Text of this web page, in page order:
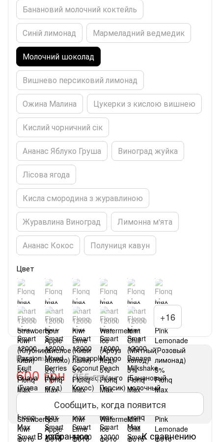
Банановий молочний коктейль
Синій лимонад Мармеладний ведмедик
Молочний шоколад
Вишнево персиковий лимонад
Ожина Малина Цукерки з кислою вишнею
Кислий чорничний сік
Ананас Яблуко Груша Виноград жуйка
Лісова ягода
Кисла смородина з журавлиною
Журавлина Виноград Лимонна м'ята
Ананас Кокос Полуниця кавун
Цвет
+16
Нет в наличии
600 грн 755 грн
Сообщить, когда появится
В избранное К сравнению